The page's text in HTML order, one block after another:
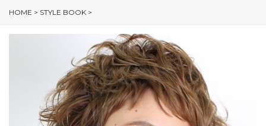
HOME > STYLE BOOK >